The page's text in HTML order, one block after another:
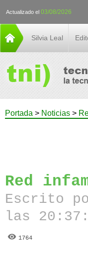
Actualizado el 03/08/2026
Silvia Leal
Portada > Noticias >
Red
Escrito
las
1764